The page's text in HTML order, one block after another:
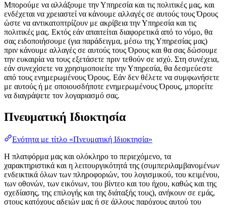
Μπορούμε να αλλάξουμε την Υπηρεσία και τις πολιτικές μας, και
ενδέχεται να χρειαστεί να κάνουμε αλλαγές σε αυτούς τους Όρους
ώστε να αντικατοπτρίζουν με ακρίβεια την Υπηρεσία και τις
πολιτικές μας. Εκτός εάν απαιτείται διαφορετικά από το νόμο, θα
σας ειδοποιήσουμε (για παράδειγμα, μέσω της Υπηρεσίας μας)
πριν κάνουμε αλλαγές σε αυτούς τους Όρους και θα σας δώσουμε
την ευκαιρία να τους εξετάσετε πριν τεθούν σε ισχύ. Στη συνέχεια,
εάν συνεχίσετε να χρησιμοποιείτε την Υπηρεσία, θα δεσμεύεστε
από τους ενημερωμένους Όρους. Εάν δεν θέλετε να συμφωνήσετε
με αυτούς ή με οποιουσδήποτε ενημερωμένους Όρους, μπορείτε
να διαγράψετε τον λογαριασμό σας.
Πνευματική Ιδιοκτησία
Ενότητα με τίτλο «Πνευματική Ιδιοκτησία»
Η πλατφόρμα μας και ολόκληρο το περιεχόμενο, τα
χαρακτηριστικά και η λειτουργικότητά της (συμπεριλαμβανομένων
ενδεικτικά όλων των πληροφοριών, του λογισμικού, του κειμένου,
των οθονών, των εικόνων, του βίντεο και του ήχου, καθώς και της
σχεδίασης, της επιλογής και της διάταξής τους), ανήκουν σε εμάς,
στους κατόχους αδειών μας ή σε άλλους παρόχους αυτού του